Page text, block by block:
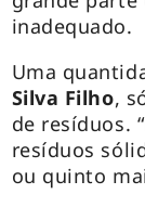
inadequado.
Uma
Silva Filho,
de resíduos.
resíduos
ou quinto